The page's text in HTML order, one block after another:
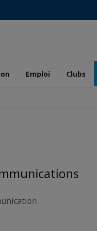
Emploi Clubs